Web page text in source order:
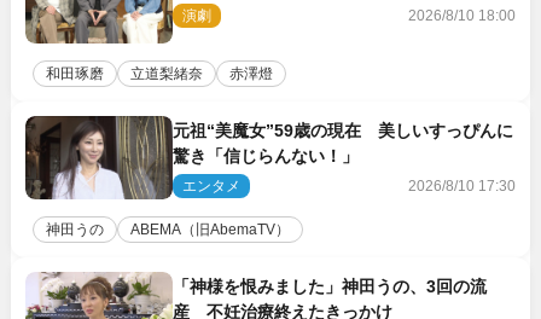
舞台『回転する夜』に込める思い
演劇 2026/8/10 18:00
和田琢磨 立道梨緒奈 赤澤燈
元祖“美魔女”59歳の現在 美しいすっぴんに
驚き「信じらんない！」
エンタメ 2026/8/10 17:30
神田うの ABEMA（旧AbemaTV）
「神様を恨みました」神田うの、3回の流
産 不妊治療終えたきっかけ